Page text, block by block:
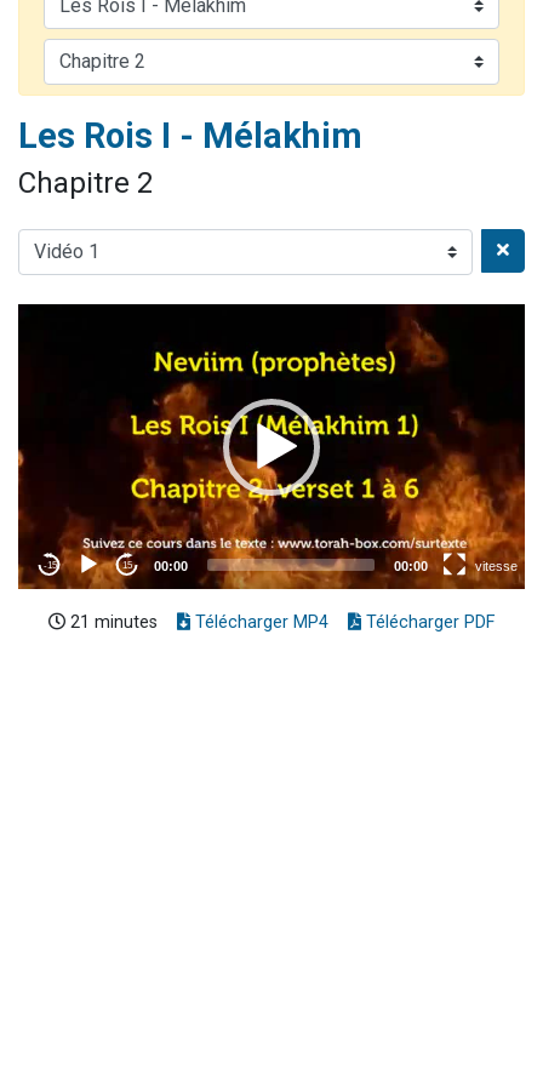
6 personnes viennent de nous rejoindre sur WhatsApp
4 personnes viennent de faire un don pour Reloger Rivka, 6 enfants, victime de violences...
2 personnes viennent de faire un don pour 1 Journée de Vacances Pour les Enfants
Les Rois I - Mélakhim
Chapitre 2
21 minutes Télécharger MP4 Télécharger PDF